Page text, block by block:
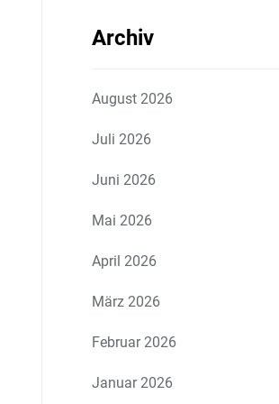
Archiv
August 2026
Juli 2026
Juni 2026
Mai 2026
April 2026
März 2026
Februar 2026
Januar 2026